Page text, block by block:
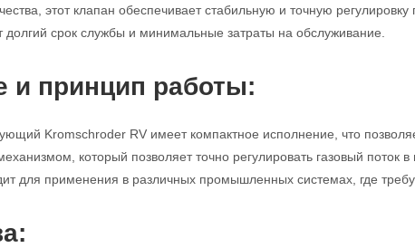
этот клапан обеспечивает стабильную и точную
долгий срок службы и минимальные затраты на обслуживание.
и принцип работы:
Kromschroder RV имеет компактное исполнение, что
который позволяет точно регулировать газовый поток
для применения в различных промышленных системах, где